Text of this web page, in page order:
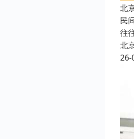
北
民
往
北
26-